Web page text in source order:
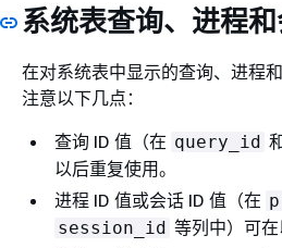
系统表查询、进程
在对系统表中显示的查询、进程
注意以下几点：
查询 ID 值（在 query_id
以后重复使用。
进程 ID 值或会话 ID 值（在
session_id 等列中）可在